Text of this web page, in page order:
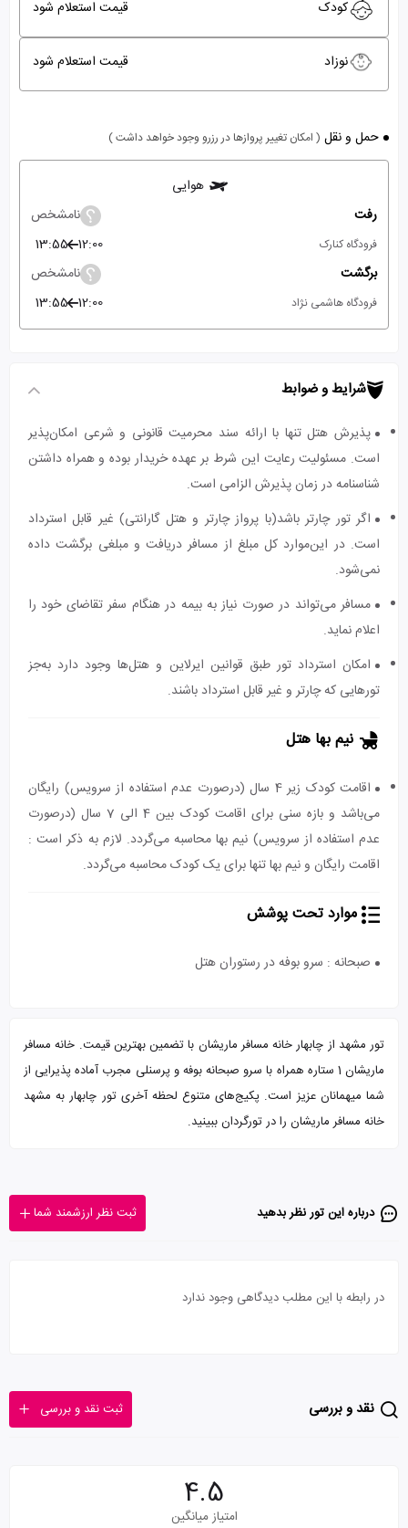
کودک قیمت استعلام شود
نوزاد قیمت استعلام شود
حمل و نقل ( امکان تغییر پروازها در رزرو وجود خواهد داشت )
هوایی
رفت
نامشخص
فرودگاه کنارک 12:00
13:55
برگشت
نامشخص
فرودگاه هاشمی نژاد 12:00
13:55
شرایط و ضوابط
پذیرش هتل تنها با ارائه سند محرمیت قانونی و شرعی امکان‌پذیر
است. مسئولیت رعایت این شرط بر عهده خریدار بوده و همراه داشتن
شناسنامه در زمان پذیرش الزامی است.
اگر تور چارتر باشد(با پرواز چارتر و هتل گارانتی) غیر قابل استرداد
است. در این‌موارد کل مبلغ از مسافر دریافت و مبلغی برگشت داده
نمی‌شود.
مسافر می‌تواند در صورت نیاز به بیمه در هنگام سفر تقاضای خود را
اعلام نماید.
امکان استرداد تور طبق قوانین ایرلاین و هتل‌ها وجود دارد به‌جز
تورهایی که چارتر و غیر قابل استرداد باشند.
نیم بها هتل
اقامت کودک زیر 4 سال (درصورت عدم استفاده از سرویس) رایگان
می‌باشد و بازه سنی برای اقامت کودک بین 4 الی 7 سال (درصورت
عدم استفاده از سرویس) نیم بها محاسبه می‌گردد. لازم به ذکر است :
اقامت رایگان و نیم بها تنها برای یک کودک محاسبه می‌گردد.
موارد تحت پوشش
صبحانه : سرو بوفه در رستوران هتل
تور مشهد از چابهار خانه مسافر ماریشان با تضمین بهترین قیمت. خانه مسافر
ماریشان 1 ستاره همراه با سرو صبحانه بوفه و پرسنلی مجرب آماده پذیرایی از
شما میهمانان عزیز است. پکیج‌های متنوع لحظه آخری تور چابهار به مشهد
خانه مسافر ماریشان را در تورگردان ببینید.
درباره این تور‌ نظر بدهید ثبت نظر ارزشمند شما
در رابطه با این مطلب دیدگاهی وجود ندارد
نقد و بررسی ثبت نقد و بررسی
4.5
امتیاز میانگین